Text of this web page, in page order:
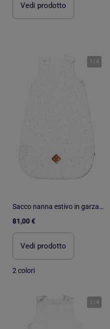
Vedi prodotto
1 /4
Sacco nanna estivo in garza di cotone - tog 0.5 | SEVIRA KIDS
81,00 €
Vedi prodotto
2 colori
1 /4